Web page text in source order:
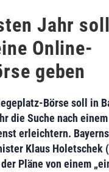
Jahr
Online-
geben
Börse soll in
die Suche nach
erleichtern. Bayerns
Klaus Holetschek
Pläne von einem